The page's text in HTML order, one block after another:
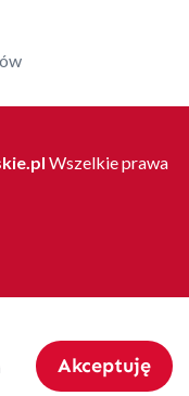
Wszelkie prawa
Akceptuję